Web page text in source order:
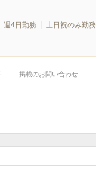
週4日勤務 土日祝のみ勤務
掲載のお問い合わせ